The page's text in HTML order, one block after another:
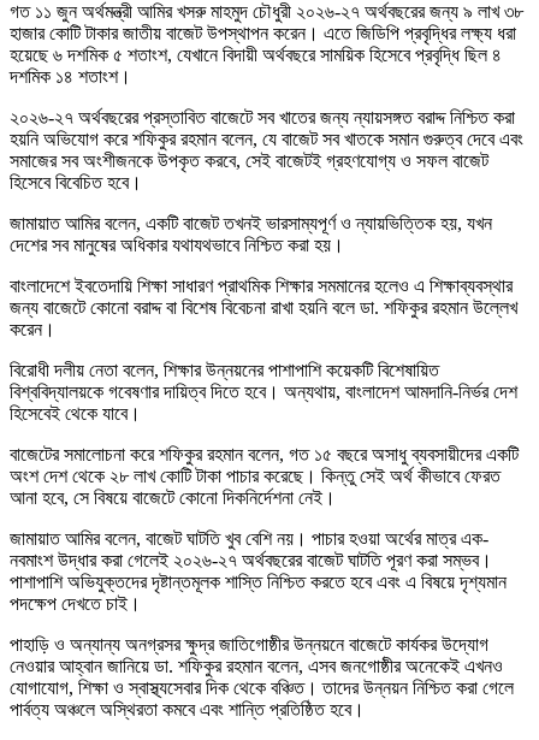
গত ১১ জুন অর্থমন্ত্রী আমির খসরু মাহমুদ চৌধুরী ২০২৬-২৭ অর্থবছরের জন্য ৯ লাখ ৩৮
হাজার কোটি টাকার জাতীয় বাজেট উপস্থাপন করেন। এতে জিডিপি প্রবৃদ্ধির লক্ষ্য ধরা
হয়েছে ৬ দশমিক ৫ শতাংশ, যেখানে বিদায়ী অর্থবছরে সাময়িক হিসেবে প্রবৃদ্ধি ছিল ৪
দশমিক ১৪ শতাংশ।
২০২৬-২৭ অর্থবছরের প্রস্তাবিত বাজেটে সব খাতের জন্য ন্যায়সঙ্গত বরাদ্দ নিশ্চিত করা
হয়নি অভিযোগ করে শফিকুর রহমান বলেন, যে বাজেট সব খাতকে সমান গুরুত্ব দেবে এবং
সমাজের সব অংশীজনকে উপকৃত করবে, সেই বাজেটই গ্রহণযোগ্য ও সফল বাজেট
হিসেবে বিবেচিত হবে।
জামায়াত আমির বলেন, একটি বাজেট তখনই ভারসাম্যপূর্ণ ও ন্যায়ভিত্তিক হয়, যখন
দেশের সব মানুষের অধিকার যথাযথভাবে নিশ্চিত করা হয়।
বাংলাদেশে ইবতেদায়ি শিক্ষা সাধারণ প্রাথমিক শিক্ষার সমমানের হলেও এ শিক্ষাব্যবস্থার
জন্য বাজেটে কোনো বরাদ্দ বা বিশেষ বিবেচনা রাখা হয়নি বলে ডা. শফিকুর রহমান উল্লেখ
করেন।
বিরোধী দলীয় নেতা বলেন, শিক্ষার উন্নয়নের পাশাপাশি কয়েকটি বিশেষায়িত
বিশ্ববিদ্যালয়কে গবেষণার দায়িত্ব দিতে হবে। অন্যথায়, বাংলাদেশ আমদানি-নির্ভর দেশ
হিসেবেই থেকে যাবে।
বাজেটের সমালোচনা করে শফিকুর রহমান বলেন, গত ১৫ বছরে অসাধু ব্যবসায়ীদের একটি
অংশ দেশ থেকে ২৮ লাখ কোটি টাকা পাচার করেছে। কিন্তু সেই অর্থ কীভাবে ফেরত
আনা হবে, সে বিষয়ে বাজেটে কোনো দিকনির্দেশনা নেই।
জামায়াত আমির বলেন, বাজেট ঘাটতি খুব বেশি নয়। পাচার হওয়া অর্থের মাত্র এক-
নবমাংশ উদ্ধার করা গেলেই ২০২৬-২৭ অর্থবছরের বাজেট ঘাটতি পূরণ করা সম্ভব।
পাশাপাশি অভিযুক্তদের দৃষ্টান্তমূলক শাস্তি নিশ্চিত করতে হবে এবং এ বিষয়ে দৃশ্যমান
পদক্ষেপ দেখতে চাই।
পাহাড়ি ও অন্যান্য অনগ্রসর ক্ষুদ্র জাতিগোষ্ঠীর উন্নয়নে বাজেটে কার্যকর উদ্যোগ
নেওয়ার আহ্বান জানিয়ে ডা. শফিকুর রহমান বলেন, এসব জনগোষ্ঠীর অনেকেই এখনও
যোগাযোগ, শিক্ষা ও স্বাস্থ্যসেবার দিক থেকে বঞ্চিত। তাদের উন্নয়ন নিশ্চিত করা গেলে
পার্বত্য অঞ্চলে অস্থিরতা কমবে এবং শান্তি প্রতিষ্ঠিত হবে।